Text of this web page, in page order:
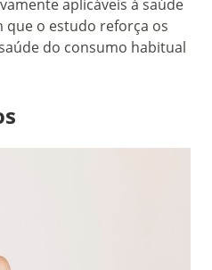
aplicáveis à saúde
que o estudo reforça os
do consumo habitual